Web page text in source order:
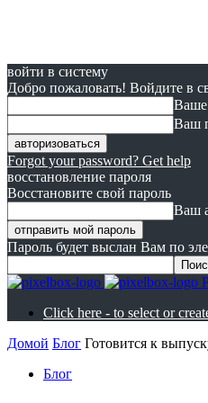
войти в систему
Добро пожаловать! Войдите в
Ваше
Ваш
Forgot your password? Get help
восстановление пароля
Восстановите свой пароль
Ваш
Пароль будет выслан Вам по
Click here - to select or
Домой Блог Готовится к
Блог